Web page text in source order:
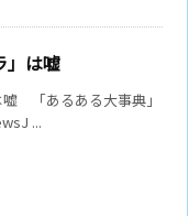
」は嘘
嘘 「あるある大事典」
...